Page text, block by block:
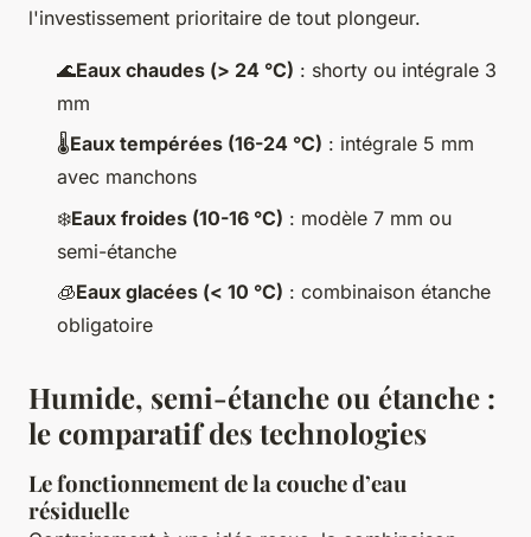
l'investissement prioritaire de tout plongeur.
🌊Eaux chaudes (> 24 °C) : shorty ou intégrale 3
mm
🌡️Eaux tempérées (16-24 °C) : intégrale 5 mm
avec manchons
❄️Eaux froides (10-16 °C) : modèle 7 mm ou
semi-étanche
🧊Eaux glacées (< 10 °C) : combinaison étanche
obligatoire
Humide, semi-étanche ou étanche :
le comparatif des technologies
Le fonctionnement de la couche d’eau
résiduelle